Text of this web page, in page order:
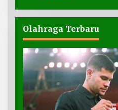
Olahraga Terbaru